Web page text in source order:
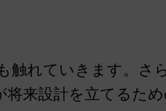
触れていきます。さ
来設計を立てるた